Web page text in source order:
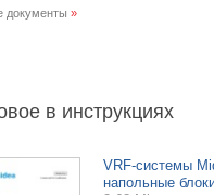
документы »
в инструкциях
VRF-системы
напольные